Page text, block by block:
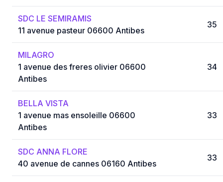
SDC LE SEMIRAMIS
11 avenue pasteur 06600 Antibes
35
MILAGRO
1 avenue des freres olivier 06600
Antibes
34
BELLA VISTA
1 avenue mas ensoleille 06600
Antibes
33
SDC ANNA FLORE
40 avenue de cannes 06160 Antibes
33